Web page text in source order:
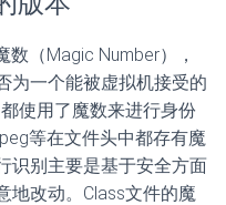
（Magic Number），
为一个能被虚拟机接受的
使用了魔数来进行身份
等在文件头中都存有魔
识别主要是基于安全方面
地改动。Class文件的魔